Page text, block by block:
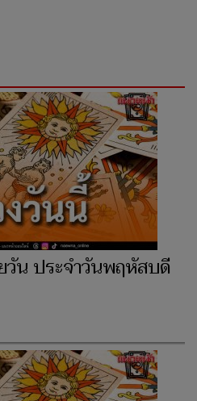
น ประจำวันพฤหัสบดี